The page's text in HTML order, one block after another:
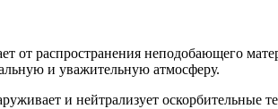
от распространения неподобающего
и уважительную атмосферу.
и нейтрализует